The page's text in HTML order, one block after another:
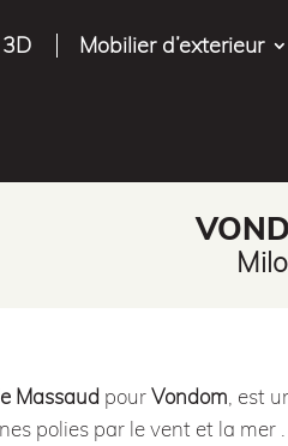
Mobilier d’exterieur
Massaud pourVondom , est
polies par le vent et la mer .